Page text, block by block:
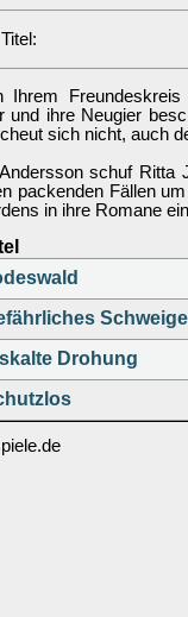
ihre Neugier
sich nicht, auch
schuf
packenden Fällen
in ihre Romane
Drohung